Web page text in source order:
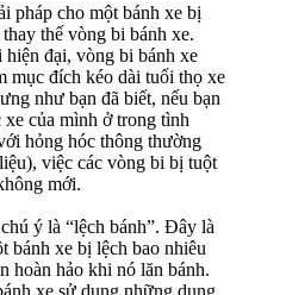
pháp cho một bánh xe bị
thế vòng bi bánh xe.
hiện đại, vòng bi bánh xe
mục đích kéo dài tuổi thọ xe
như bạn đã biết, nếu bạn
xe của mình ở trong tình
hỏng hóc thông thường
việc các vòng bi bị tuột
mới.
ý là “lệch bánh”. Đây là
bánh xe bị lệch bao nhiêu
hoàn hảo khi nó lăn bánh.
xe sử dụng những dụng